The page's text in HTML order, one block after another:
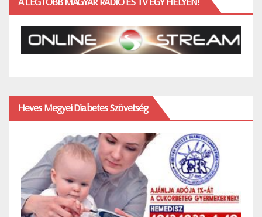
Heves Megyei Diabetes Szövetség